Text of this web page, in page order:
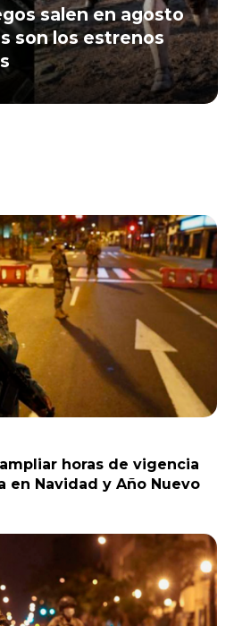
salen en agosto
son los estrenos
horas de vigencia
en Navidad y Año Nuevo